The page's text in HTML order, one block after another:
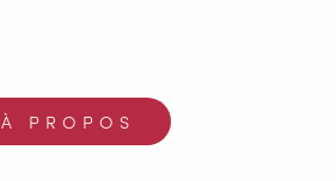
À PROPOS